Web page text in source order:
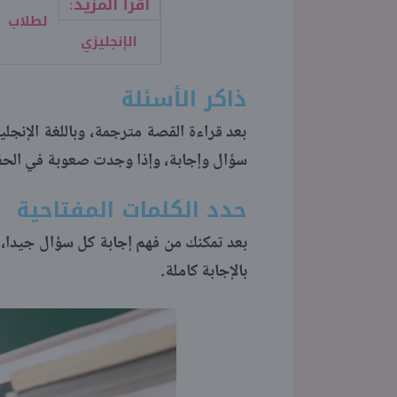
الإنجليزي
ذاكر الأسئلة
بعد قراءة القصة مترجمة، وباللغة
سؤال وإجابة، وإذا وجدت صعوبة في
حدد الكلمات المفتاحية
بعد تمكنك من فهم إجابة كل سؤال جيدا،
بالإجابة كاملة.